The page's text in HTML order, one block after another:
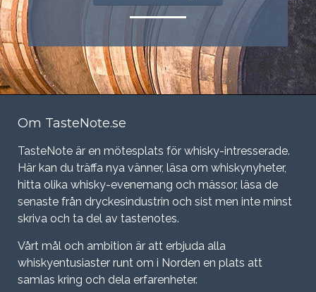
Om TasteNote.se
TasteNote är en mötesplats för whisky-intresserade.
Här kan du träffa nya vänner, läsa om whiskynyheter,
hitta olika whisky-evenemang och mässor, läsa de
senaste från dryckesindustrin och sist men inte minst
skriva och ta del av tastenotes.
Vårt mål och ambition är att erbjuda alla
whiskyentusiaster runt om i Norden en plats att
samlas kring och dela erfarenheter.